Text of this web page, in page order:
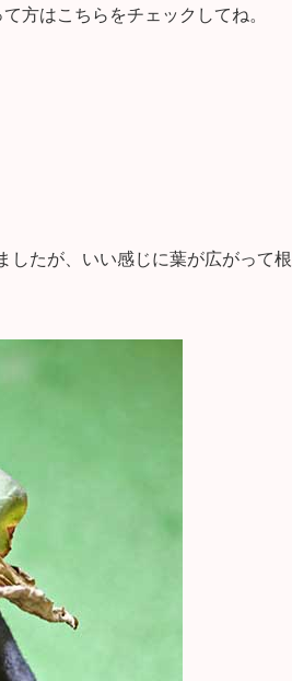
方はこちらをチェックしてね。
したが、いい感じに葉が広がって根